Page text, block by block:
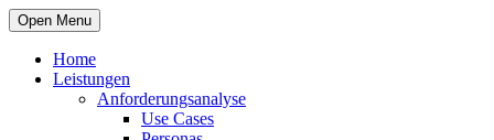
Open Menu
Home
Leistungen
Anforderungsanalyse
Use Cases